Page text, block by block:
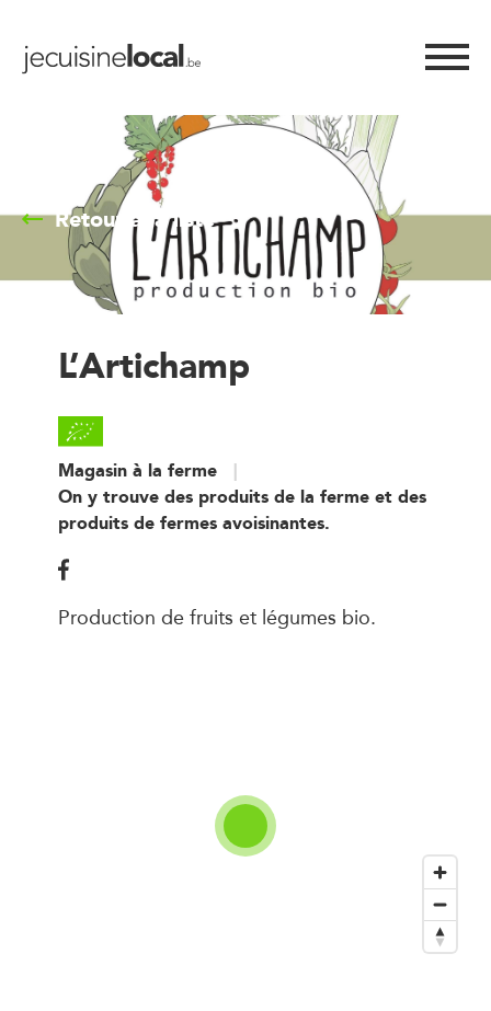
Retour à la liste
L’Artichamp
Magasin à la ferme
On y trouve des produits de la ferme et des
produits de fermes avoisinantes.
Production de fruits et légumes bio.